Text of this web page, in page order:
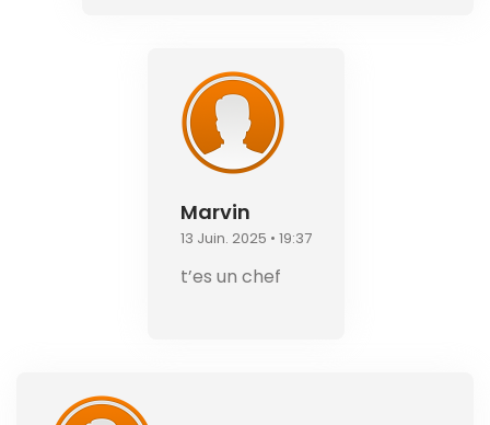
Marvin
13 Juin. 2025 • 19:37
t’es un chef